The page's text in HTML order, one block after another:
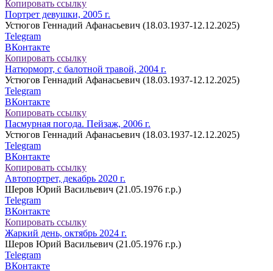
Копировать ссылку
Портрет девушки, 2005 г.
Устюгов Геннадий Афанасьевич (18.03.1937-12.12.2025)
Telegram
ВКонтакте
Копировать ссылку
Натюрморт, с балотной травой, 2004 г.
Устюгов Геннадий Афанасьевич (18.03.1937-12.12.2025)
Telegram
ВКонтакте
Копировать ссылку
Пасмурная погода. Пейзаж, 2006 г.
Устюгов Геннадий Афанасьевич (18.03.1937-12.12.2025)
Telegram
ВКонтакте
Копировать ссылку
Автопортрет, декабрь 2020 г.
Шеров Юрий Васильевич (21.05.1976 г.р.)
Telegram
ВКонтакте
Копировать ссылку
Жаркий день, октябрь 2024 г.
Шеров Юрий Васильевич (21.05.1976 г.р.)
Telegram
ВКонтакте